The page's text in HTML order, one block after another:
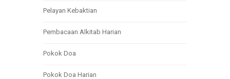
Pelayan Kebaktian
Pembacaan Alkitab Harian
Pokok Doa
Pokok Doa Harian